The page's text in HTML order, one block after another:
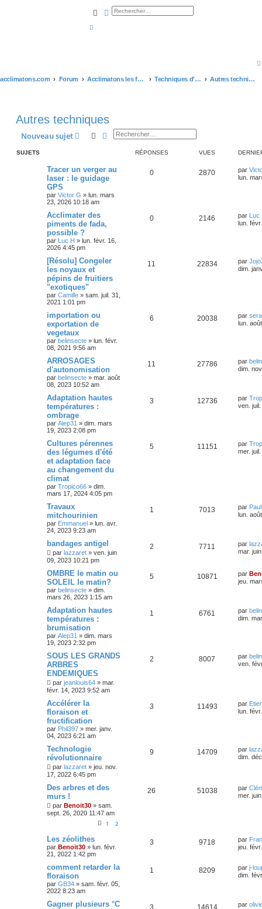
Rechercher
Recherche avancée
acclimatons.com Forum Acclimatons les fruitiers ! Techniques d'acclimatation Autres techniques
Autres techniques
Nouveau sujet Rechercher
Recherche avancée
SUJETS RÉPONSES VUES
Tracer un verger au
laser : le guidage
GPS
par Victor G » lun. mars
23, 2026 10:18 am
0 2870 par
lun.
Acclimater des
piments de fada,
possible ?
par Luc H » lun. févr. 16,
2026 4:45 pm
0 2146 par Luc
lun.
[Résolu] Congeler
les noyaux et
pépins de fruitiers
"exotiques"
par Camille » sam. juil. 31,
2021 1:01 pm
11 22834 par
dim.
importation ou
exportation de
vegetaux
par belinsecte » lun. févr.
08, 2021 9:56 am
6 20038 par
lun.
ARROSAGES
d'autonomisation
par belinsecte » mar. août
08, 2023 10:52 am
11 27786 par
dim.
Adaptation hautes
températures :
ombrage
par Alep31 » dim. mars
19, 2023 2:08 pm
3 12736 par
ven.
Cultures pérennes
des légumes d'été
et adaptation face
au changement du
climat
par Tropico66 » dim.
mars 17, 2024 4:05 pm
5 11151 par
mer.
Travaux
mitchourinien
par Emmanuel » lun. avr.
24, 2023 9:23 am
1 7013 par
lun.
bandages antigel
par lazzaret » ven. juin
09, 2023 10:21 pm
2 7711 par
mar.
OMBRE le matin ou
SOLEIL le matin?
par belinsecte » dim.
mars 26, 2023 1:15 am
5 10871 par
jeu.
Adaptation hautes
températures :
brumisation
par Alep31 » dim. mars
19, 2023 2:32 pm
1 6761 par
dim.
SOUS LES GRANDS
ARBRES
ENDEMIQUES
par jeanlouis64 » mar.
févr. 14, 2023 9:52 am
2 8007 par
ven.
Accélérer la
floraison et
fructification
par Phil397 » mer. janv.
04, 2023 6:21 am
3 11493 par
lun.
Technologie
révolutionnaire
par lazzaret » jeu. nov.
17, 2022 6:45 pm
9 14709 par
dim.
Des arbres et des
murs !
par Benoit30 » sam.
sept. 26, 2020 11:47 am
1 2
26 51038 par
mer.
Les zéolithes
par Benoit30 » lun. févr.
21, 2022 1:42 pm
3 9718 par
jeu.
comment retarder la
floraison
par GB34 » sam. févr. 05,
2022 8:23 am
1 8209 par j-
dim.
Gagner plusieurs °C
3 14614 par